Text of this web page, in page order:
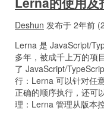
Deshun 发布于 2年前
Lerna 是 JavaScript/
多年，被成千上万的项
了 JavaScript/
行：Lerna 可以针对任
正确的顺序执行，还可
理：Lerna 管理从版本